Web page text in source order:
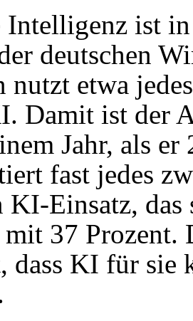
ist
deutschen
nutzt etwa
Damit ist der
Jahr, als
fast jedes
KI-Einsatz,
37 Prozent.
dass KI für sie